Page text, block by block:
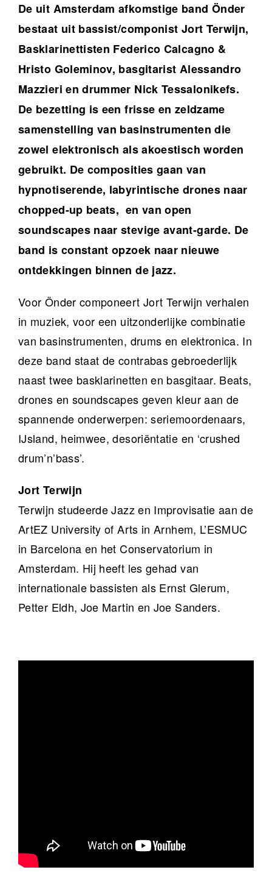
De uit Amsterdam afkomstige band Önder
bestaat uit bassist/componist Jort Terwijn,
Basklarinettisten Federico Calcagno &
Hristo Goleminov, basgitarist Alessandro
Mazzieri en drummer Nick Tessalonikefs.
De bezetting is een frisse en zeldzame
samenstelling van basinstrumenten die
zowel elektronisch als akoestisch worden
gebruikt. De composities gaan van
hypnotiserende, labyrintische drones naar
chopped-up beats, en van open
soundscapes naar stevige avant-garde. De
band is constant opzoek naar nieuwe
ontdekkingen binnen de jazz.
Voor Önder componeert Jort Terwijn verhalen
in muziek, voor een uitzonderlijke combinatie
van basinstrumenten, drums en elektronica. In
deze band staat de contrabas gebroederlijk
naast twee basklarinetten en basgitaar. Beats,
drones en soundscapes geven kleur aan de
spannende onderwerpen: seriemoordenaars,
IJsland, heimwee, desoriëntatie en ‘crushed
drum’n’bass’.
Jort Terwijn
Terwijn studeerde Jazz en Improvisatie aan de
ArtEZ University of Arts in Arnhem, L’ESMUC
in Barcelona en het Conservatorium in
Amsterdam. Hij heeft les gehad van
internationale bassisten als Ernst Glerum,
Petter Eldh, Joe Martin en Joe Sanders.